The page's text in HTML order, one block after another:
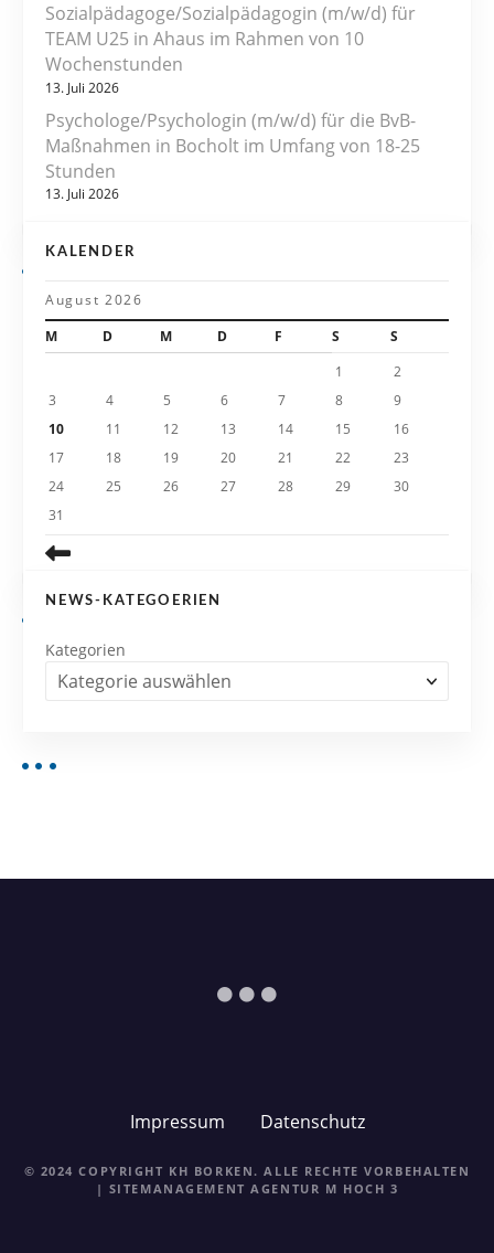
a
Sozialpädagoge/Sozialpädagogin (m/w/d) für
TEAM U25 in Ahaus im Rahmen von 10
Wochenstunden
13. Juli 2026
Psychologe/Psychologin (m/w/d) für die BvB-
Maßnahmen in Bocholt im Umfang von 18-25
Stunden
13. Juli 2026
KALENDER
August 2026
M
D M D F S
S
1
2
3
4 5 6 7 8
9
10
11 12 13 14 15
16
17
18 19 20 21 22
23
24
25 26 27 28 29
30
31
NEWS-KATEGOERIEN
Kategorien
Impressum Datenschutz
© 2024 COPYRIGHT KH BORKEN. ALLE RECHTE VORBEHALTEN
| SITEMANAGEMENTAGENTUR M HOCH 3